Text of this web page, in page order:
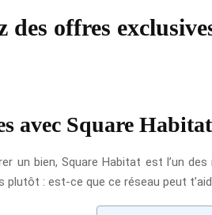
offres
avec Square Habitat
un bien, Square Habitat est l’un
plutôt : est-ce que ce réseau peut